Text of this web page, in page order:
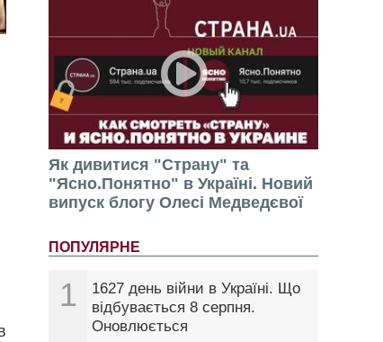
Як дивитися "Страну" та
"Ясно.Понятно" в Україні. Новий
випуск блогу Олесі Медведєвої
ПОПУЛЯРНЕ
1
1627 день війни в Україні. Що
відбувається 8 серпня.
Оновлюється